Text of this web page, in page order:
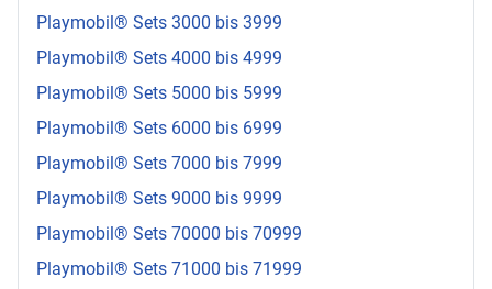
Playmobil® Sets 3000 bis 3999
Playmobil® Sets 4000 bis 4999
Playmobil® Sets 5000 bis 5999
Playmobil® Sets 6000 bis 6999
Playmobil® Sets 7000 bis 7999
Playmobil® Sets 9000 bis 9999
Playmobil® Sets 70000 bis 70999
Playmobil® Sets 71000 bis 71999